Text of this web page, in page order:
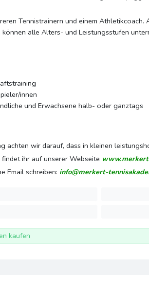
Tennistrainern und einem
alle Alters- und Leistungsstufen
innen
und Erwachsene halb- oder ganztags
achten wir darauf, dass in kleinen
ihr auf unserer Webseite
Email schreiben: info@merkert-
kaufen